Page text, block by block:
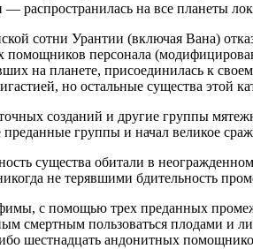
распространилась на все планеты
сотни Урантии (включая Вана)
помощников персонала
на планете, присоединилась к
но остальные существа этой
созданий и другие группы
группы и начал великое
существа обитали в
не терявшими бдительность
с помощью трех преданных
смертным пользоваться плодами и
шестнадцать андонитных